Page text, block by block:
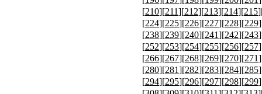
[210][211][212][213][214][215
[224][225][226][227][228][229
[238][239][240][241][242][243
[252][253][254][255][256][257
[266][267][268][269][270][271
[280][281][282][283][284][285
[294][295][296][297][298][299